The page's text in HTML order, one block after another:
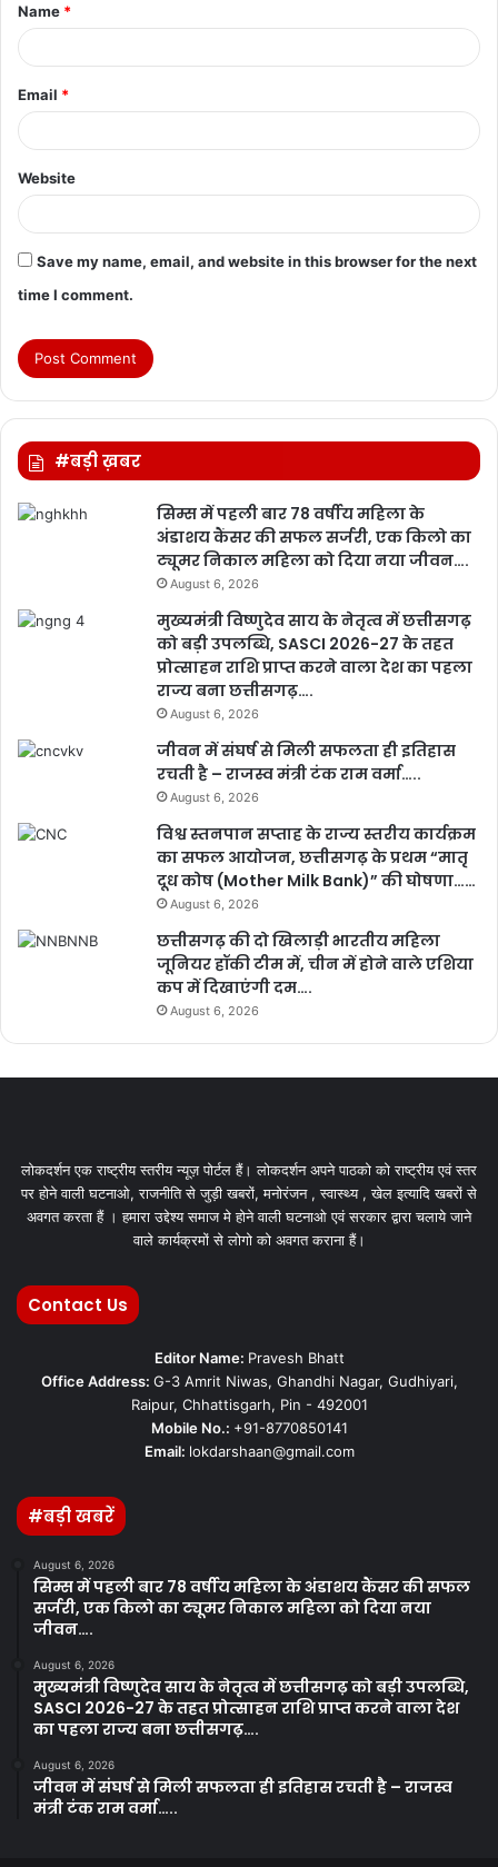
*
Name *
Email *
Website
Save my name, email, and website in this browser for the next
time I comment.
#बड़ी ख़बर
सिम्स में पहली बार 78 वर्षीय महिला के
अंडाशय कैंसर की सफल सर्जरी, एक किलो का
ट्यूमर निकाल महिला को दिया नया जीवन….
August 6, 2026
मुख्यमंत्री विष्णुदेव साय के नेतृत्व में छत्तीसगढ़
को बड़ी उपलब्धि, SASCI 2026-27 के तहत
प्रोत्साहन राशि प्राप्त करने वाला देश का पहला
राज्य बना छत्तीसगढ़….
August 6, 2026
जीवन में संघर्ष से मिली सफलता ही इतिहास
रचती है – राजस्व मंत्री टंक राम वर्मा…..
August 6, 2026
विश्व स्तनपान सप्ताह के राज्य स्तरीय कार्यक्रम
का सफल आयोजन, छत्तीसगढ़ के प्रथम “मातृ
दूध कोष (Mother Milk Bank)” की घोषणा……
August 6, 2026
छत्तीसगढ़ की दो खिलाड़ी भारतीय महिला
जूनियर हॉकी टीम में, चीन में होने वाले एशिया
कप में दिखाएंगी दम….
August 6, 2026
लोकदर्शन एक राष्ट्रीय स्तरीय न्यूज़ पोर्टल हैं। लोकदर्शन अपने पाठको को राष्ट्रीय एवं स्तर
पर होने वाली घटनाओ, राजनीति से जुड़ी खबरों, मनोरंजन , स्वास्थ्य , खेल इत्यादि खबरों से
अवगत करता हैं । हमारा उद्देश्य समाज मे होने वाली घटनाओ एवं सरकार द्वारा चलाये जाने
वाले कार्यक्रमों से लोगो को अवगत कराना हैं।
Contact Us
Editor Name: Pravesh Bhatt
Office Address: G-3 Amrit Niwas, Ghandhi Nagar, Gudhiyari,
Raipur, Chhattisgarh, Pin - 492001
Mobile No.: +91-8770850141
Email: lokdarshaan@gmail.com
#बड़ी खबरें
August 6, 2026
सिम्स में पहली बार 78 वर्षीय महिला के अंडाशय कैंसर की सफल
सर्जरी, एक किलो का ट्यूमर निकाल महिला को दिया नया
जीवन….
August 6, 2026
मुख्यमंत्री विष्णुदेव साय के नेतृत्व में छत्तीसगढ़ को बड़ी उपलब्धि,
SASCI 2026-27 के तहत प्रोत्साहन राशि प्राप्त करने वाला देश
का पहला राज्य बना छत्तीसगढ़….
August 6, 2026
जीवन में संघर्ष से मिली सफलता ही इतिहास रचती है – राजस्व
मंत्री टंक राम वर्मा…..